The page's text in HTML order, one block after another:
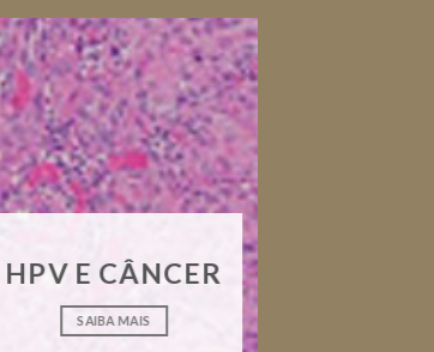
HPV E CÂNCER
SAIBA MAIS